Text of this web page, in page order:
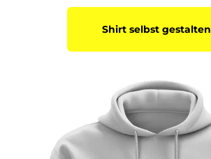
Shirt selbst gestalten